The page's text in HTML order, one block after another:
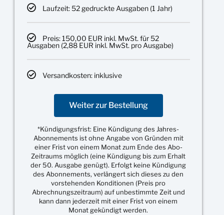
Laufzeit: 52 gedruckte Ausgaben (1 Jahr)
Preis: 150,00 EUR inkl. MwSt. für 52
Ausgaben (2,88 EUR inkl. MwSt. pro Ausgabe)
Versandkosten: inklusive
Weiter zur Bestellung
*Kündigungsfrist: Eine Kündigung des Jahres-
Abonnements ist ohne Angabe von Gründen mit
einer Frist von einem Monat zum Ende des Abo-
Zeitraums möglich (eine Kündigung bis zum Erhalt
der 50. Ausgabe genügt). Erfolgt keine Kündigung
des Abonnements, verlängert sich dieses zu den
vorstehenden Konditionen (Preis pro
Abrechnungszeitraum) auf unbestimmte Zeit und
kann dann jederzeit mit einer Frist von einem
Monat gekündigt werden.